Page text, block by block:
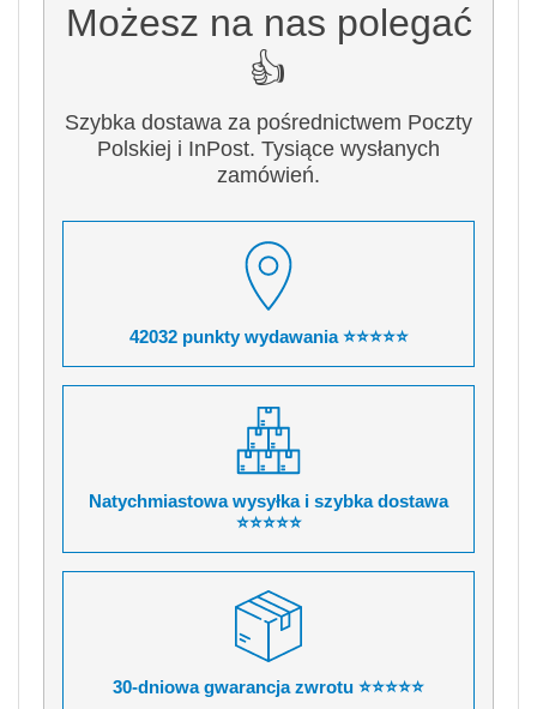
Możesz na nas polegać
👍
Szybka dostawa za pośrednictwem Poczty
Polskiej i InPost. Tysiące wysłanych
zamówień.
42032 punkty wydawania ⭐⭐⭐⭐⭐
Natychmiastowa wysyłka i szybka dostawa
⭐⭐⭐⭐⭐
30-dniowa gwarancja zwrotu ⭐⭐⭐⭐⭐